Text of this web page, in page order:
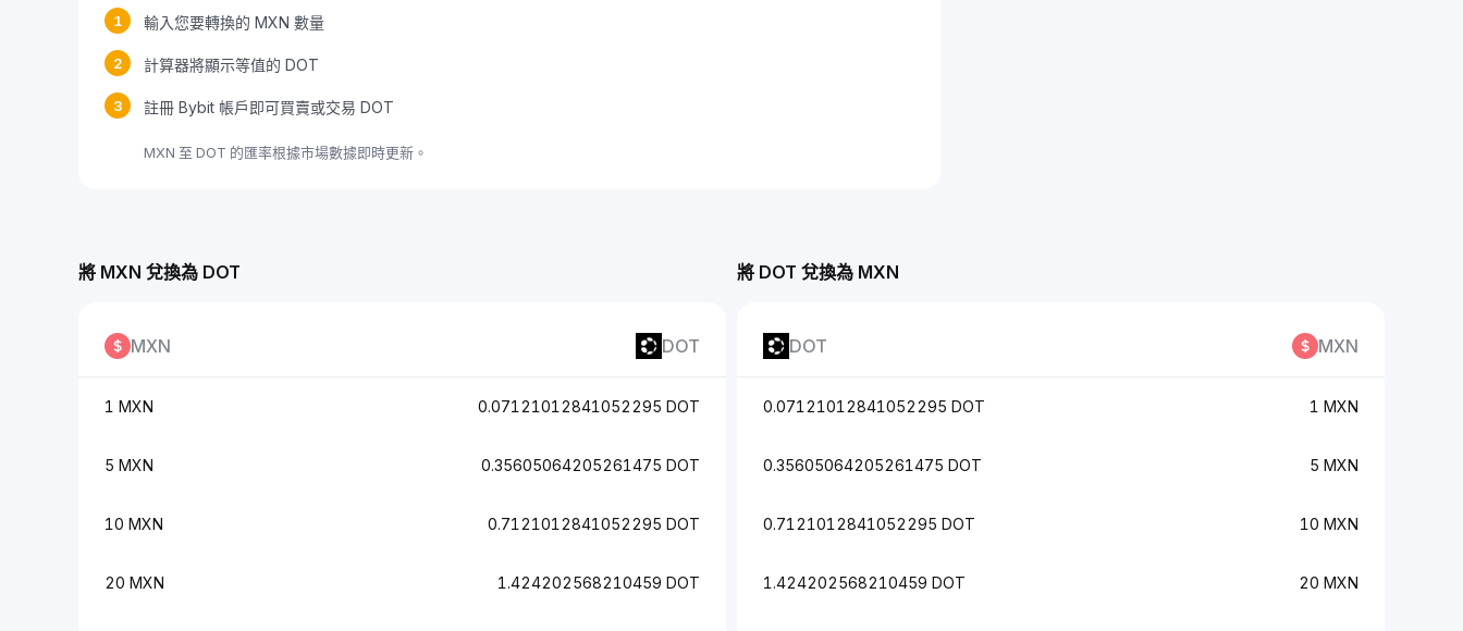
1 輸入您要轉換的 MXN 數量
2 計算器將顯示等值的 DOT
3 註冊 Bybit 帳戶即可買賣或交易 DOT
MXN 至 DOT 的匯率根據市場數據即時更新。
將 DOT 兌換為 MXN
DOT MXN
0.07121012841052295 DOT 1 MXN
0.35605064205261475 DOT 5 MXN
0.7121012841052295 DOT 10 MXN
1.424202568210459 DOT 20 MXN
將 MXN 兌換為 DOT
MXN DOT
1 MXN 0.07121012841052295 DOT
5 MXN 0.35605064205261475 DOT
10 MXN 0.7121012841052295 DOT
20 MXN 1.424202568210459 DOT